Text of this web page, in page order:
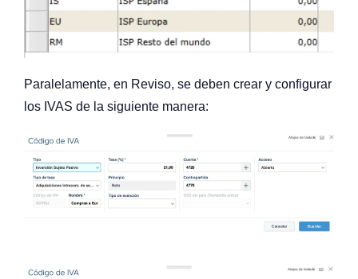
Paralelamente, en Reviso, se deben crear y configurar
los IVAS de la siguiente manera: